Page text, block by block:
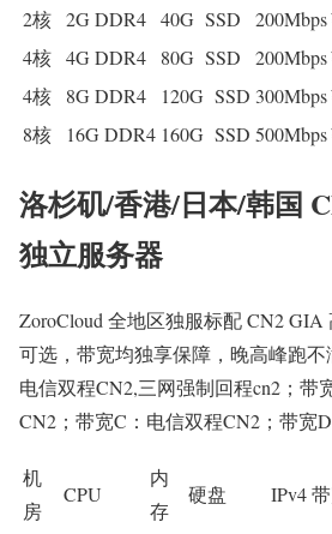
2核 2G DDR4 40G SSD 200Mbps
4核 4G DDR4 80G SSD 200Mbps
4核
8G DDR4 120G SSD 300Mbps
8核
16G DDR4 160G SSD 500Mbps
洛杉矶/香港/日本/韩国
独立服务器
ZoroCloud 全地区独服标配 CN2
可选，带宽均独享保障，晚高峰跑不
电信双程CN2,三网强制回程cn2；带
CN2；带宽C：电信双程CN2；带宽
机
房
CPU
内
存
硬盘 IPv4